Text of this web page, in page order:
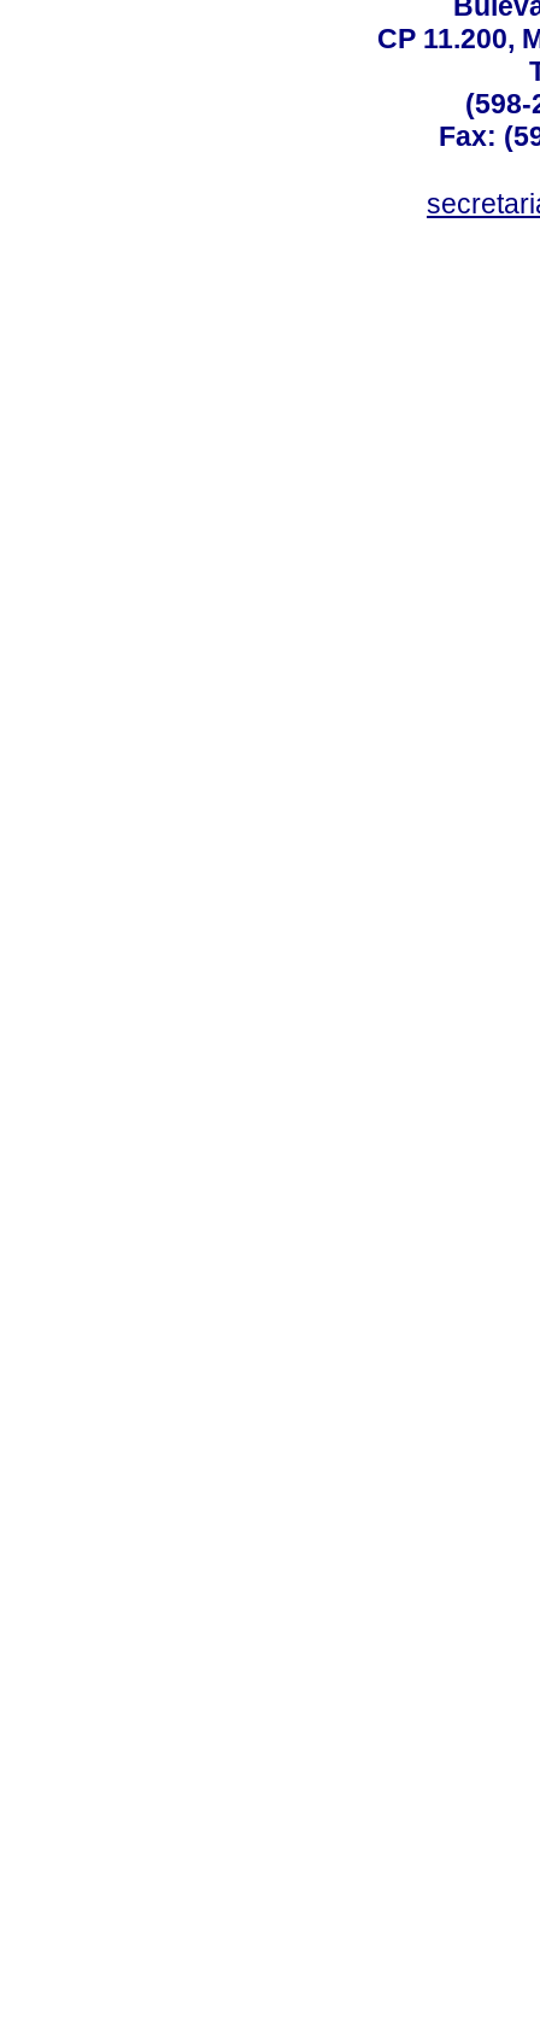
CP 11.200,
(598-
Fax: